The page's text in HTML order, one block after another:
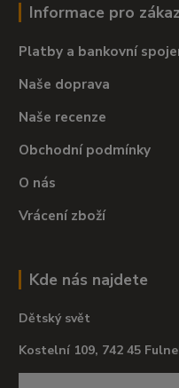
Informace pro
Platby a bankovní
Naše doprava
Naše recenze
Obchodní podmínky
O nás
Vrácení zboží
Kde nás najdete
Dětský svět
Kostelní 109, 742 45